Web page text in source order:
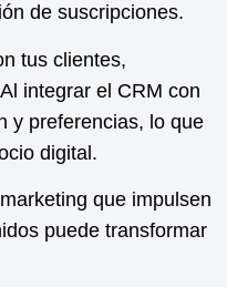
de suscripciones.
tus clientes,
integrar el CRM con
y preferencias, lo que
digital.
que impulsen
puede transformar